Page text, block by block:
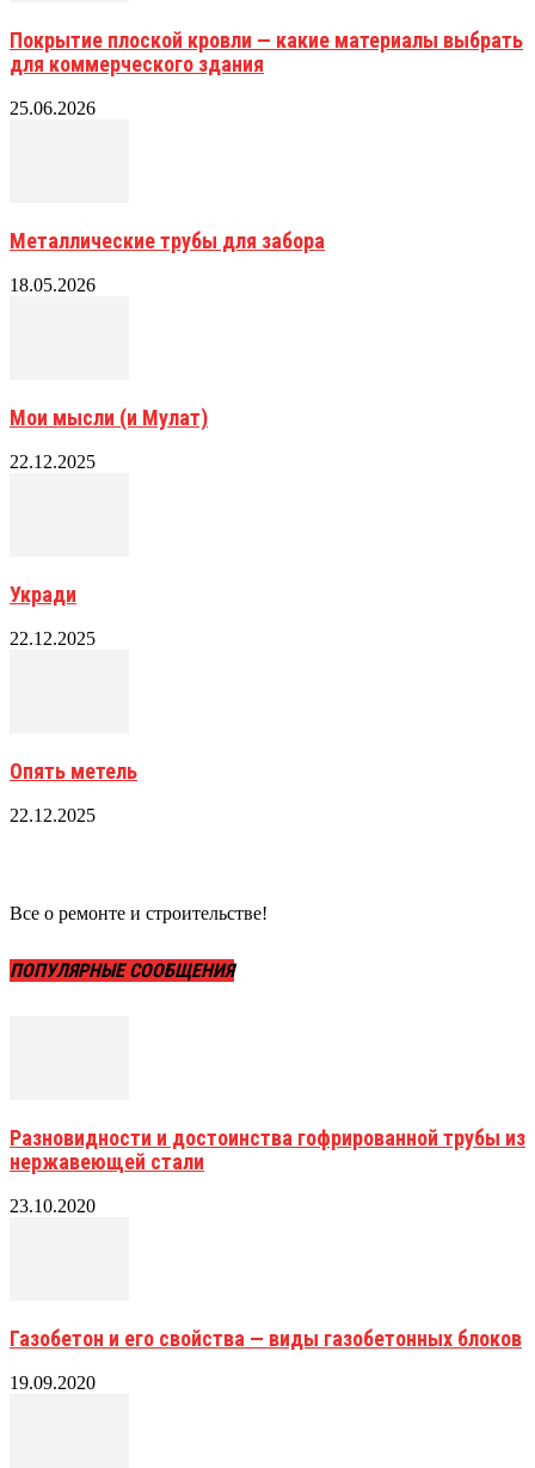
Покрытие плоской кровли — какие материалы выбрать
для коммерческого здания
25.06.2026
Металлические трубы для забора
18.05.2026
Мои мысли (и Мулат)
22.12.2025
Укради
22.12.2025
Опять метель
22.12.2025
Все о ремонте и строительстве!
ПОПУЛЯРНЫЕ СООБЩЕНИЯ
Разновидности и достоинства гофрированной трубы из
нержавеющей стали
23.10.2020
Газобетон и его свойства — виды газобетонных блоков
19.09.2020